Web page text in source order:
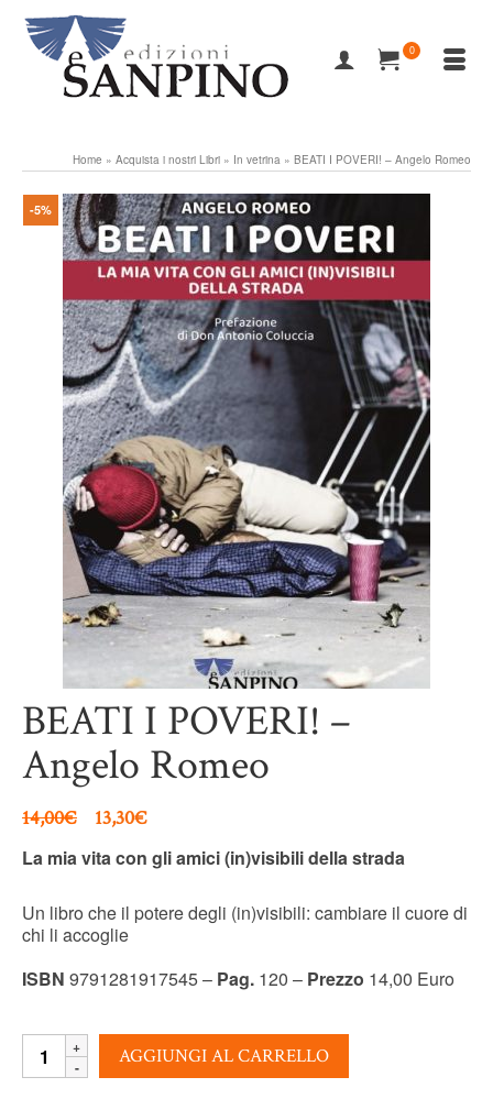
0
Home » Acquista i nostri Libri » In vetrina » BEATI I POVERI! – Angelo Romeo
-5%
BEATI I POVERI! –
Angelo Romeo
14,00€ 13,30€
La mia vita con gli amici (in)visibili della strada
Un libro che il potere degli (in)visibili: cambiare il cuore di
chi li accoglie
ISBN 9791281917545 – Pag. 120 – Prezzo 14,00 Euro
BEATI
AGGIUNGI AL CARRELLO